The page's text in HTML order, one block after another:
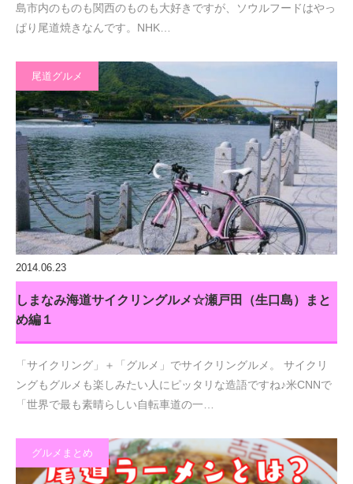
島市内のものも関西のものも大好きですが、ソウルフードはやっ
ぱり尾道焼きなんです。NHK…
尾道グルメ
2014.06.23
しまなみ海道サイクリングルメ☆瀬戸田（生口島）まと
め編１
「サイクリング」＋「グルメ」でサイクリングルメ。 サイクリ
ングもグルメも楽しみたい人にピッタリな造語ですね♪米CNNで
「世界で最も素晴らしい自転車道の一…
グルメまとめ